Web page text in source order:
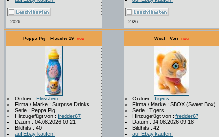
2026 2026
Peppa Pig - Flasche 19 neu
Ordner : Flaschen
Firma / Marke : Surprise Drinks
Serie : Peppa Pig
Hinzugefügt von : fredder67
Datum : 04.08.2026 09:21
Bildhits : 40
auf Ebay kaufen!
West - Vari neu
Ordner : Tigers
Firma / Marke : SBOX (Sweet Box)
Serie : Tigers
Hinzugefügt von : fredder67
Datum : 04.08.2026 09:18
Bildhits : 42
auf Ebay kaufen!